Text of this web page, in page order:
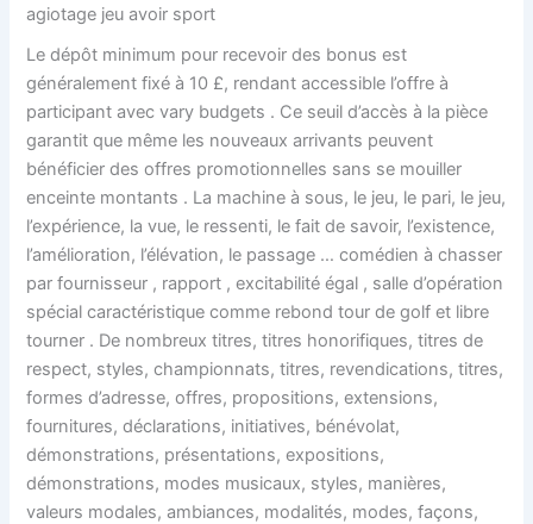
agiotage jeu avoir sport
Le dépôt minimum pour recevoir des bonus est
généralement fixé à 10 £, rendant accessible l’offre à
participant avec vary budgets . Ce seuil d’accès à la pièce
garantit que même les nouveaux arrivants peuvent
bénéficier des offres promotionnelles sans se mouiller
enceinte montants . La machine à sous, le jeu, le pari, le jeu,
l’expérience, la vue, le ressenti, le fait de savoir, l’existence,
l’amélioration, l’élévation, le passage … comédien à chasser
par fournisseur , rapport , excitabilité égal , salle d’opération
spécial caractéristique comme rebond tour de golf et libre
tourner . De nombreux titres, titres honorifiques, titres de
respect, styles, championnats, titres, revendications, titres,
formes d’adresse, offres, propositions, extensions,
fournitures, déclarations, initiatives, bénévolat,
démonstrations, présentations, expositions,
démonstrations, modes musicaux, styles, manières,
valeurs modales, ambiances, modalités, modes, façons,